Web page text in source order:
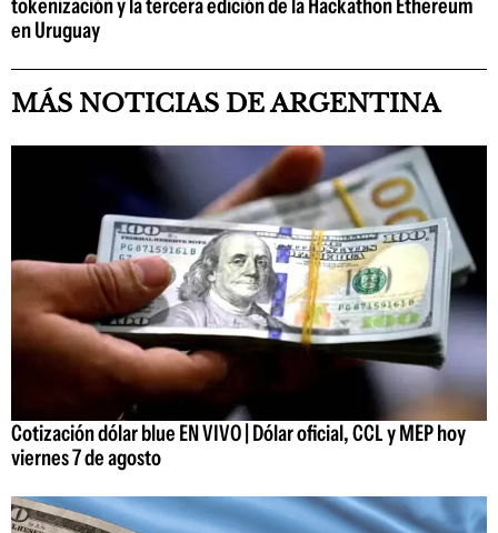
tokenización y la tercera edición de la Hackathon Ethereum
en Uruguay
MÁS NOTICIAS DE ARGENTINA
Cotización dólar blue EN VIVO | Dólar oficial, CCL y MEP hoy
viernes 7 de agosto